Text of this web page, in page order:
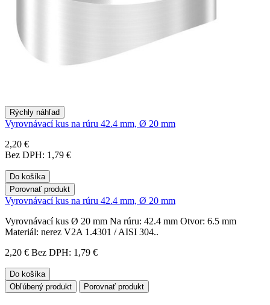
Rýchly náhľad
Vyrovnávací kus na rúru 42.4 mm, Ø 20 mm
2,20 €
Bez DPH: 1,79 €
Do košíka
Porovnať produkt
Vyrovnávací kus na rúru 42.4 mm, Ø 20 mm
Vyrovnávací kus Ø 20 mm Na rúru: 42.4 mm Otvor: 6.5 mm
Materiál: nerez V2A 1.4301 / AISI 304..
2,20 € Bez DPH: 1,79 €
Do košíka
Obľúbený produkt
Porovnať produkt